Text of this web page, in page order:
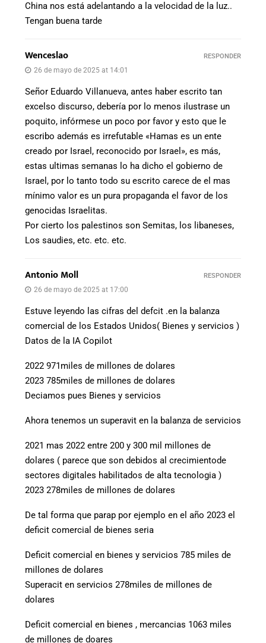
China nos está adelantando a la velocidad de la luz..
Tengan buena tarde
Wenceslao
26 de mayo de 2025 at 14:01
Señor Eduardo Villanueva, antes haber escrito tan
excelso discurso, debería por lo menos ilustrase un
poquito, infórmese un poco por favor y esto que le
escribo además es irrefutable «Hamas es un ente
creado por Israel, reconocido por Israel», es más,
estas ultimas semanas lo ha dicho el gobierno de
Israel, por lo tanto todo su escrito carece de el mas
mínimo valor es un pura propaganda el favor de los
genocidas Israelitas.
Por cierto los palestinos son Semitas, los libaneses,
Los saudies, etc. etc. etc.
RESPONDER
Antonio Moll
26 de mayo de 2025 at 17:00
Estuve leyendo las cifras del defcit .en la balanza
comercial de los Estados Unidos( Bienes y servicios )
Datos de la IA Copilot
2022 971miles de millones de dolares
2023 785miles de millones de dolares
Deciamos pues Bienes y servicios
Ahora tenemos un superavit en la balanza de servicios
2021 mas 2022 entre 200 y 300 mil millones de
dolares ( parece que son debidos al crecimientode
sectores digitales habilitados de alta tecnologia )
2023 278miles de millones de dolares
De tal forma que parap por ejemplo en el año 2023 el
deficit comercial de bienes seria
Deficit comercial en bienes y servicios 785 miles de
millones de dolares
Superacit en servicios 278miles de millones de
dolares
Deficit comercial en bienes , mercancias 1063 miles
de millones de doares
RESPONDER